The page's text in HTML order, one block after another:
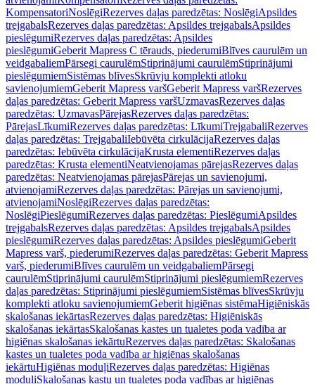
KompensatoriNoslēgiRezerves daļas paredzētas: NoslēgiApsildes
trejgabalsRezerves daļas paredzētas: Apsildes trejgabalsApsildes
pieslēgumiRezerves daļas paredzētas: Apsildes
pieslēgumiGeberit Mapress C tērauds, piederumiBlīves caurulēm un
veidgabaliemPārsegi caurulēmStiprinājumi caurulēmStiprinājumi
pieslēgumiemSistēmas blīvesSkrūvju komplekti atloku
savienojumiemGeberit Mapress varšGeberit Mapress varšRezerves
daļas paredzētas: Geberit Mapress varšUzmavasRezerves daļas
paredzētas: UzmavasPārejasRezerves daļas paredzētas:
PārejasLīkumiRezerves daļas paredzētas: LīkumiTrejgabaliRezerves
daļas paredzētas: TrejgabaliIebūvēta cirkulācijaRezerves daļas
paredzētas: Iebūvēta cirkulācijaKrusta elementiRezerves daļas
paredzētas: Krusta elementiNeatvienojamas pārejasRezerves daļas
paredzētas: Neatvienojamas pārejasPārejas un savienojumi,
atvienojamiRezerves daļas paredzētas: Pārejas un savienojumi,
atvienojamiNoslēgiRezerves daļas paredzētas:
NoslēgiPieslēgumiRezerves daļas paredzētas: PieslēgumiApsildes
trejgabalsRezerves daļas paredzētas: Apsildes trejgabalsApsildes
pieslēgumiRezerves daļas paredzētas: Apsildes pieslēgumiGeberit
Mapress varš, piederumiRezerves daļas paredzētas: Geberit Mapress
varš, piederumiBlīves caurulēm un veidgabaliemPārsegi
caurulēmStiprinājumi caurulēmStiprinājumi pieslēgumiemRezerves
daļas paredzētas: Stiprinājumi pieslēgumiemSistēmas blīvesSkrūvju
komplekti atloku savienojumiemGeberit higiēnas sistēmaHigiēniskās
skalošanas iekārtasRezerves daļas paredzētas: Higiēniskās
skalošanas iekārtasSkalošanas kastes un tualetes poda vadība ar
higiēnas skalošanas iekārtuRezerves daļas paredzētas: Skalošanas
kastes un tualetes poda vadība ar higiēnas skalošanas
iekārtuHigiēnas moduļiRezerves daļas paredzētas: Higiēnas
moduļiSkalošanas kastu un tualetes poda vadības ar higiēnas